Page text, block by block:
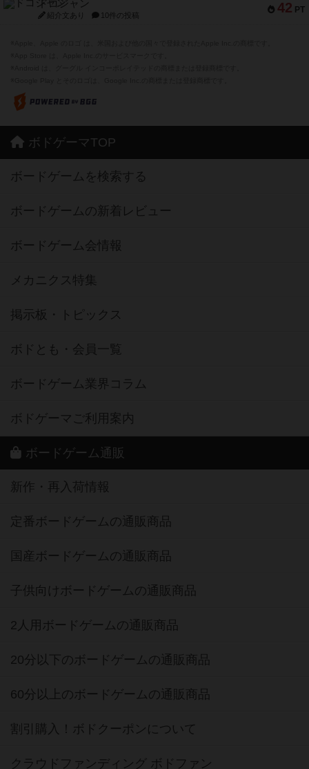
42 PT
ドコジャン
紹介文あり 10件の投稿
ボドゲーマTOP
ボードゲームを検索する
ボードゲームの新着レビュー
ボードゲーム会情報
メカニクス特集
掲示板・トピックス
ボドとも・会員一覧
ボードゲーム業界コラム
ボドゲーマご利用案内
ボードゲーム通販
新作・再入荷情報
定番ボードゲームの通販商品
国産ボードゲームの通販商品
子供向けボードゲームの通販商品
2人用ボードゲームの通販商品
20分以下のボードゲームの通販商品
60分以上のボードゲームの通販商品
割引購入！ボドクーポンについて
クラウドファンディング ボドファン